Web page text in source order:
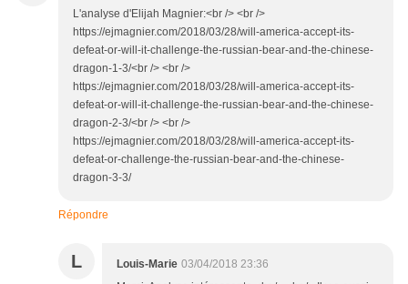
L'analyse d'Elijah Magnier:<br /> <br />
https://ejmagnier.com/2018/03/28/will-america-accept-its-
defeat-or-will-it-challenge-the-russian-bear-and-the-chinese-
dragon-1-3/<br /> <br />
https://ejmagnier.com/2018/03/28/will-america-accept-its-
defeat-or-will-it-challenge-the-russian-bear-and-the-chinese-
dragon-2-3/<br /> <br />
https://ejmagnier.com/2018/03/28/will-america-accept-its-
defeat-or-challenge-the-russian-bear-and-the-chinese-
dragon-3-3/
Répondre
L Louis-Marie 03/04/2018 23:36